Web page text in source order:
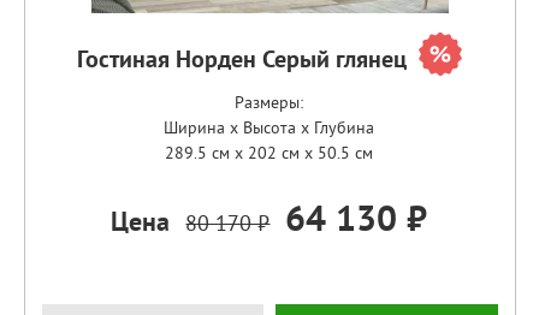
Гостиная Норден Серый глянец
Размеры:
Ширина x Высота x Глубина
289.5 см x 202 см x 50.5 см
Цена 80 170 ₽ 64 130 ₽